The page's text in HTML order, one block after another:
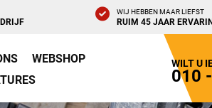
WIJ HEBBEN MAAR LIEFST
RUIM 45 JAAR
WEBSHOP
WILT U
010